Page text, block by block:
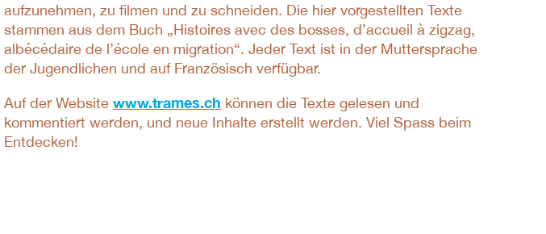
aufzunehmen, zu filmen und zu schneiden. Die hier vorgestellten Texte
stammen aus dem Buch „Histoires avec des bosses, d’accueil à zigzag,
albécédaire de l’école en migration“. Jeder Text ist in der Muttersprache
der Jugendlichen und auf Französisch verfügbar.
Auf der Website www.trames.ch können die Texte gelesen und
kommentiert werden, und neue Inhalte erstellt werden. Viel Spass beim
Entdecken!